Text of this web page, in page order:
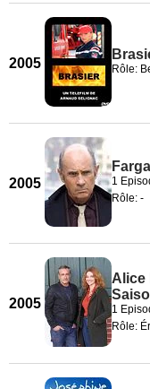
2005 Rôle:
2005 1
Rôle: -
2005
Alice
1
Rôle: